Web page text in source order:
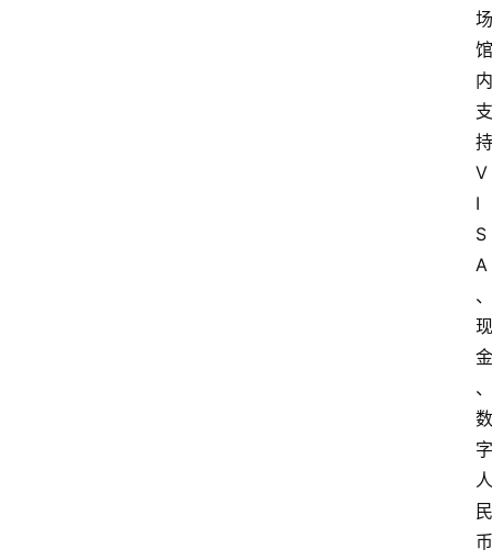
场
馆
内
支
持
V
I
S
A
、
现
金
、
数
字
人
民
币